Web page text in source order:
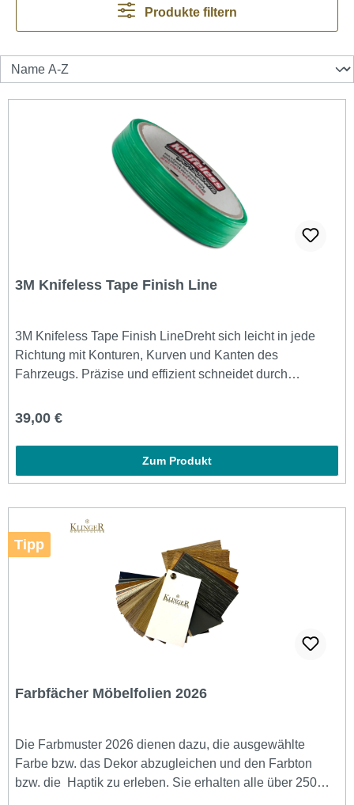
Produkte filtern
3M Knifeless Tape Finish Line
3M Knifeless Tape Finish LineDreht sich leicht in jede
Richtung mit Konturen, Kurven und Kanten des
Fahrzeugs. Präzise und effizient schneidet durch
und ohne Beschädigung der Oberfläche, was zu perfekt
Regulärer Preis:
39,00 €
Zum Produkt
Tipp
Farbfächer Möbelfolien 2026
Die Farbmuster 2026 dienen dazu, die ausgewählte
Farbe bzw. das Dekor abzugleichen und den Farbton
bzw. die Haptik zu erleben. Sie erhalten alle über 250